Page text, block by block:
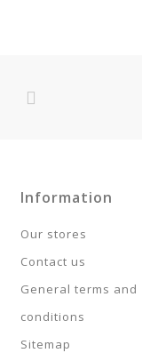
Information
Our stores
Contact us
General terms and
conditions
Sitemap